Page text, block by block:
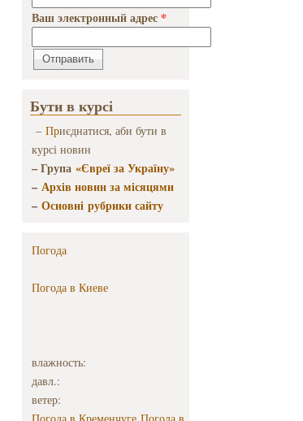
Ваш электронный адрес *
Бути в курсі
– Приєднатися, аби бути в
курсі новин
– Група «Євреї за Україну»
–Архів новин за місяцями
–Основні рубрики сайту
Погода
Погода в Киеве
влажность:
давл.:
ветер: